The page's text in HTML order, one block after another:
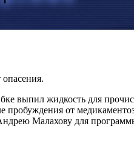
выпил жидкость для
пробуждения от
Малахову для